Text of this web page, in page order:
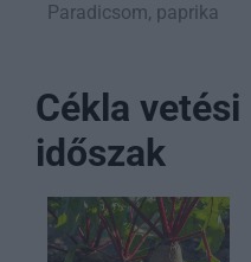
Paradicsom, paprika
Cékla vetési
időszak